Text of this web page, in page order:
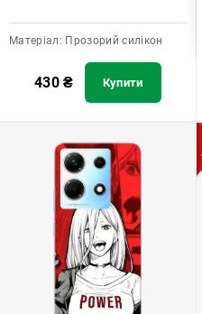
Матеріал: Прозорий силікон
430₴ Купити